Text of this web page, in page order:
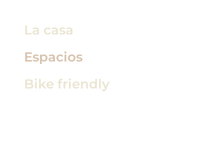
La casa
Espacios
Bike friendly